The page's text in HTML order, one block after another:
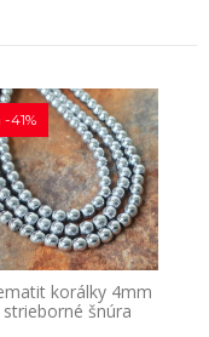
korálky 4mm
strieborné šnúra
41%